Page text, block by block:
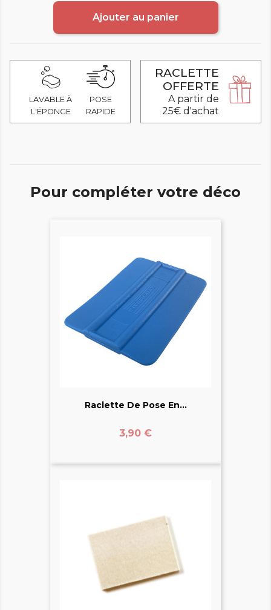
Ajouter au panier
LAVABLE À
L'ÉPONGE
POSE
RAPIDE
RACLETTE
OFFERTE
A partir de
25€ d'achat
Pour compléter votre déco
Raclette De Pose En...
Prix
3,90 €